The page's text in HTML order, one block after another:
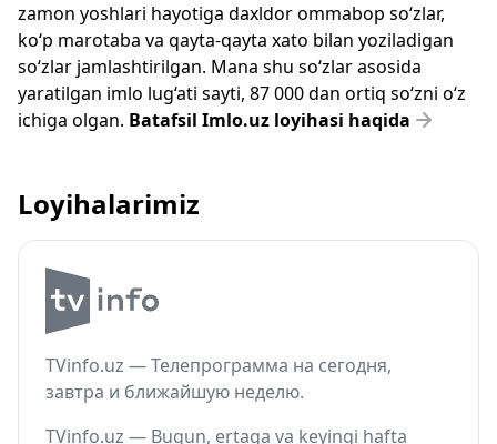
zamon yoshlari hayotiga daxldor ommabop so‘zlar,
ko‘p marotaba va qayta-qayta xato bilan yoziladigan
so‘zlar jamlashtirilgan. Mana shu so‘zlar asosida
yaratilgan imlo lug‘ati sayti, 87 000 dan ortiq so‘zni o‘z
ichiga olgan. Batafsil Imlo.uz loyihasi haqida
Loyihalarimiz
TVinfo.uz — Телепрограмма на сегодня,
завтра и ближайшую неделю.
TVinfo.uz — Bugun, ertaga va keyingi hafta